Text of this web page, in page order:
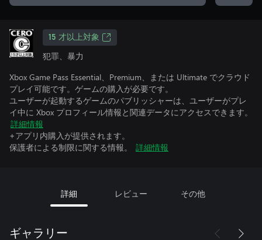
15 才以上対象
犯罪、暴力
Xbox Game Pass Essential、Premium、または Ultimate でクラウド
プレイ可能です。ゲームの購入が必要です。
ユーザーが起動するゲームのパブリッシャーは、ユーザーがプレ
イ中に Xbox プロフィール情報と関連データにアクセスできます。
詳細情報
+アプリ内購入が提供されます。
保護者による制限に関する情報。
詳細情報
詳細 レビュー その他
ギャラリー